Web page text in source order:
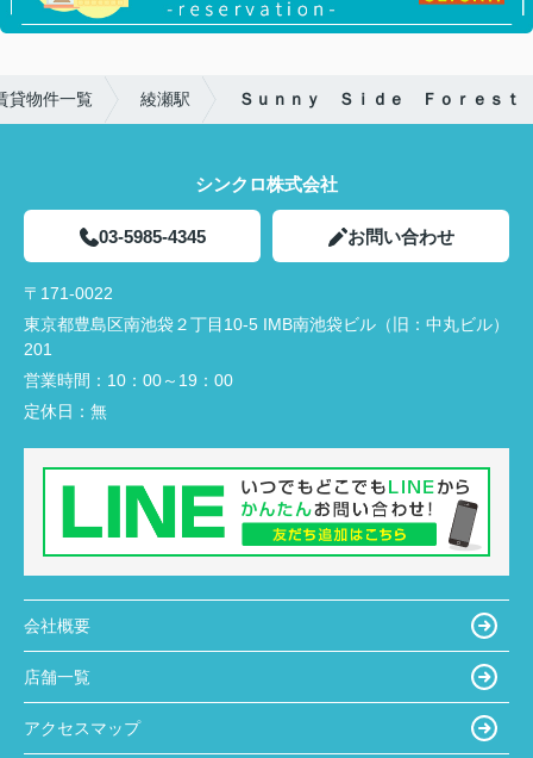
貸物件一覧 綾瀬駅 Ｓｕｎｎｙ Ｓｉｄｅ Ｆｏｒｅｓｔ
シンクロ株式会社
03-5985-4345 お問い合わせ
〒171-0022
東京都豊島区南池袋２丁目10-5 IMB南池袋ビル（旧：中丸ビル）
201
営業時間： 10：00～19：00
定休日： 無
会社概要
店舗一覧
アクセスマップ